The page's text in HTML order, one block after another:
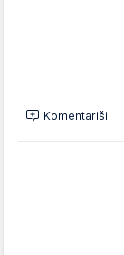
Komentariši